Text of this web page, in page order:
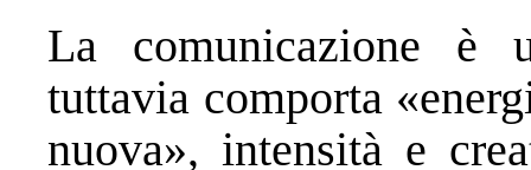
La comunicazione è
tuttavia comporta
nuova», intensità e